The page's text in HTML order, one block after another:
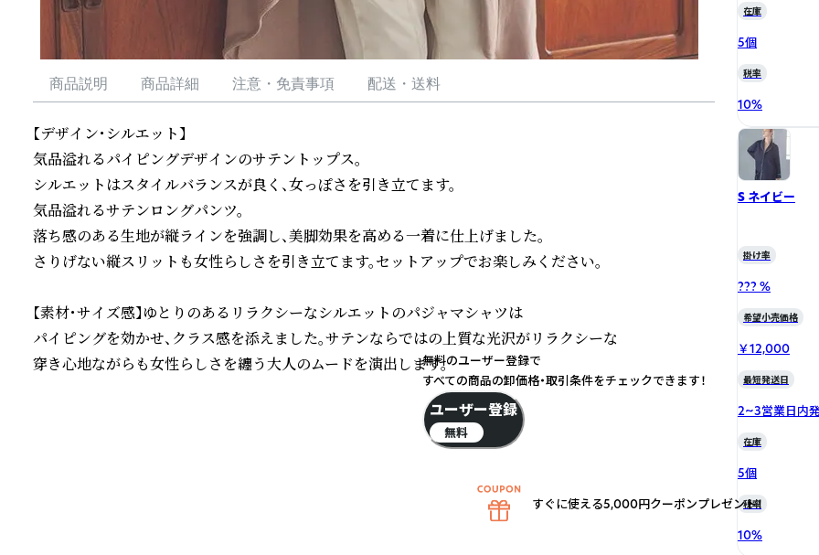
商品説明 商品詳細 注意・免責事項 配送・送料
【デザイン・シルエット】
気品溢れるパイピングデザインのサテントップス。
シルエットはスタイルバランスが良く、女っぽさを引き立てます。
気品溢れるサテンロングパンツ。
落ち感のある生地が縦ラインを強調し、美脚効果を高める一着に仕上げました。
さりげない縦スリットも女性らしさを引き立てます。セットアップでお楽しみください。
【素材・サイズ感】ゆとりのあるリラクシーなシルエットのパジャマシャツは
パイピングを効かせ、クラス感を添えました。サテンならではの上質な光沢がリラクシーな
穿き心地ながらも女性らしさを纏う大人のムードを演出します。
在庫
5個
税率
10%
S ネイビー
掛け率
??? %
希望小売価格
￥12,000
最短発送日
2~3営業日内
在庫
5個
税率
10%
無料のユーザー登録で
すべての商品の卸価格・取引条件をチェックできます！
ユーザー登録
無料
すぐに使える5,000円クーポンプレゼント！